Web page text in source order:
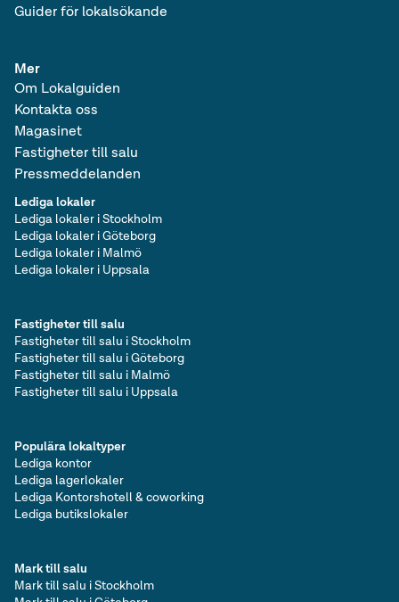
Guider för lokalsökande
Mer
Om Lokalguiden
Kontakta oss
Magasinet
Fastigheter till salu
Pressmeddelanden
Lediga lokaler
Lediga lokaler i Stockholm
Lediga lokaler i Göteborg
Lediga lokaler i Malmö
Lediga lokaler i Uppsala
Populära lokaltyper
Lediga kontor
Lediga lagerlokaler
Lediga Kontorshotell & coworking
Lediga butikslokaler
Fastigheter till salu
Fastigheter till salu i Stockholm
Fastigheter till salu i Göteborg
Fastigheter till salu i Malmö
Fastigheter till salu i Uppsala
Mark till salu
Mark till salu i Stockholm